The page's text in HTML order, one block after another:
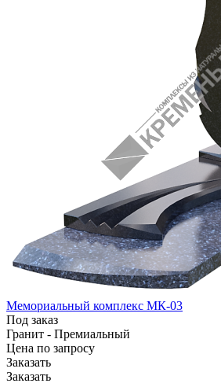
Мемориальный комплекс МК-03
Под заказ
Гранит - Премиальный
Цена по запросу
Заказать
Заказать